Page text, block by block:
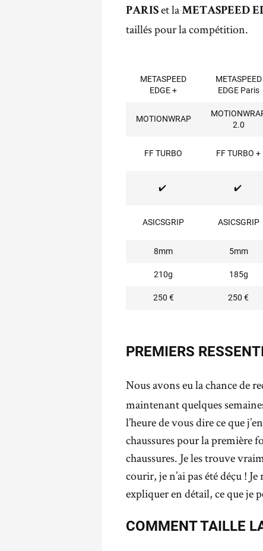
PARIS et la METASPEED
taillés pour la compétition.
METASPEED
EDGE +
METASPEED
EDGE Paris
MOTIONWRAP
2.0
FF TURBO FF TURBO +
✔️ ✔️
ASICSGRIP ASICSGRIP
8mm 5mm
210g 185g
250 € 250 €
PREMIERS
Nous avons eu la chance de
maintenant quelques
l’heure de vous dire ce que
chaussures pour la première
chaussures. Je les trouve
courir, je n’ai pas été déçu !
expliquer en détail, ce que je
COMMENT TAILLE